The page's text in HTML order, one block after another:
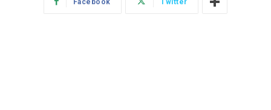
Facebook Twitter